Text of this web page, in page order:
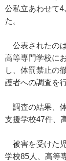
公私立あわせて
た。
公表されたの
高等専門学校に
し、体罰禁止の
護者への調査を
調査の結果、
支援学校47件、
被害を受けた
学校85人、高等